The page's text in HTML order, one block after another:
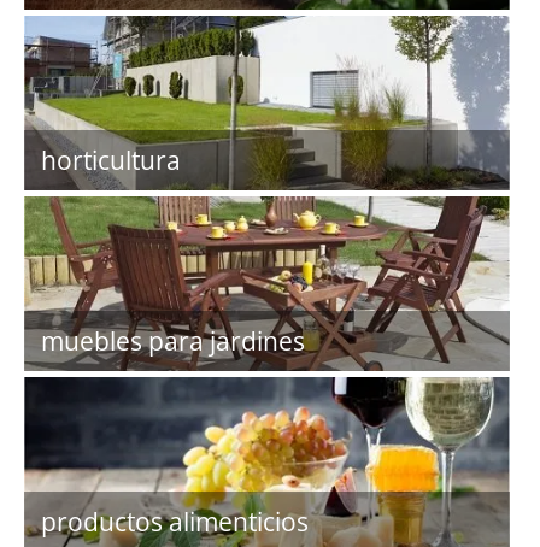
horticultura
muebles para jardines
productos alimenticios